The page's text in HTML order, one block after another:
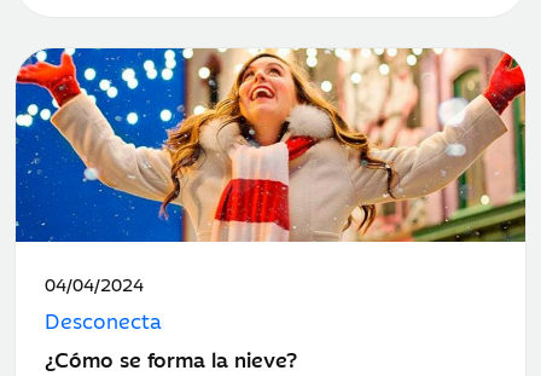
Fecha
publicación:
04/04/2024
Desconecta
¿Cómo se forma la nieve?